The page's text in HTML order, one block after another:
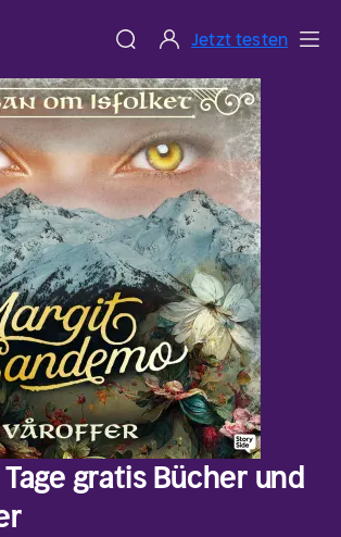
Jetzt testen
Tage gratis Bücher und